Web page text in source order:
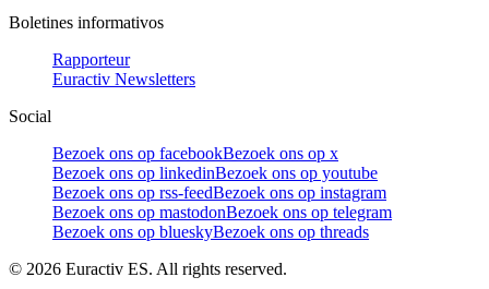
Boletines informativos
Rapporteur
Euractiv Newsletters
Social
Bezoek ons op facebookBezoek ons op x
Bezoek ons op linkedinBezoek ons op youtube
Bezoek ons op rss-feedBezoek ons op instagram
Bezoek ons op mastodonBezoek ons op telegram
Bezoek ons op blueskyBezoek ons op threads
© 2026 Euractiv ES. All rights reserved.